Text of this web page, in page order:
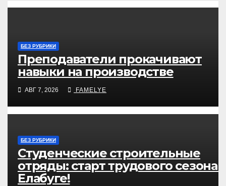
БЕЗ РУБРИКИ
Преподаватели прокачивают
навыки на производстве
АВГ 7, 2026 FAMELYE
БЕЗ РУБРИКИ
Студенческие строительные
отряды: старт трудового сезона
Елабуге!